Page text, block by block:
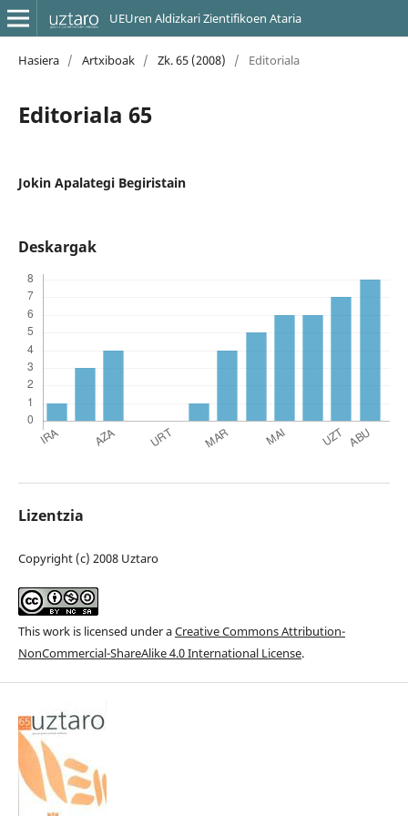
UEUren Aldizkari Zientifikoen Ataria
Hasiera / Artxiboak / Zk. 65 (2008) / Editoriala
Editoriala 65
Jokin Apalategi Begiristain
Deskargak
Lizentzia
Copyright (c) 2008 Uztaro
This work is licensed under aCreative Commons Attribution-
NonCommercial-ShareAlike 4.0 International License.